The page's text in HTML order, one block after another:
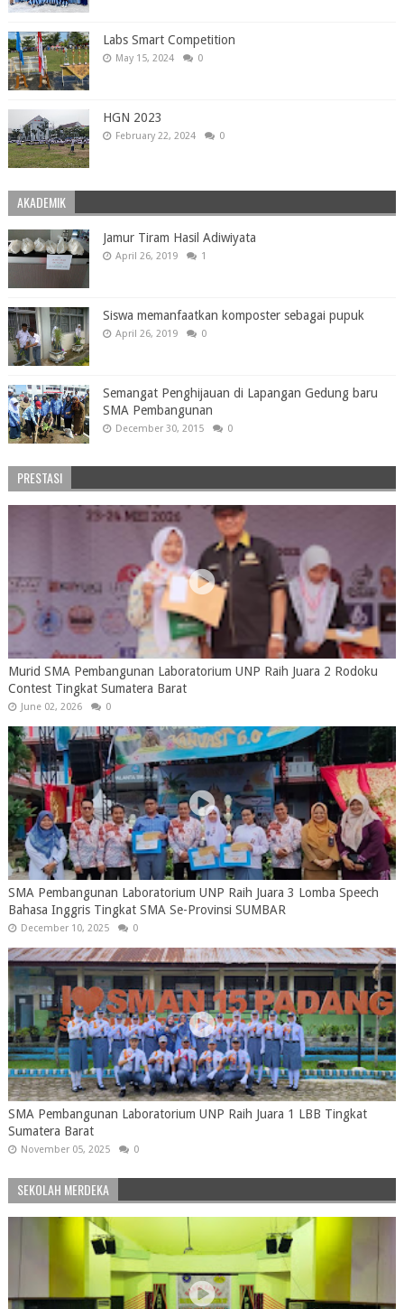
Labs Smart Competition
May 15, 2024 0
HGN 2023
February 22, 2024 0
AKADEMIK
Jamur Tiram Hasil Adiwiyata
April 26, 2019 1
Siswa memanfaatkan komposter sebagai pupuk
April 26, 2019 0
Semangat Penghijauan di Lapangan Gedung baru
SMA Pembangunan
December 30, 2015 0
PRESTASI
Murid SMA Pembangunan Laboratorium UNP Raih Juara 2 Rodoku
Contest Tingkat Sumatera Barat
June 02, 2026 0
SMA Pembangunan Laboratorium UNP Raih Juara 3 Lomba Speech
Bahasa Inggris Tingkat SMA Se-Provinsi SUMBAR
December 10, 2025 0
SMA Pembangunan Laboratorium UNP Raih Juara 1 LBB Tingkat
Sumatera Barat
November 05, 2025 0
SEKOLAH MERDEKA